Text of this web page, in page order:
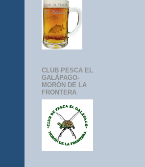
CLUB PESCA EL
GALÁPAGO-
MORÓN DE LA
FRONTERA